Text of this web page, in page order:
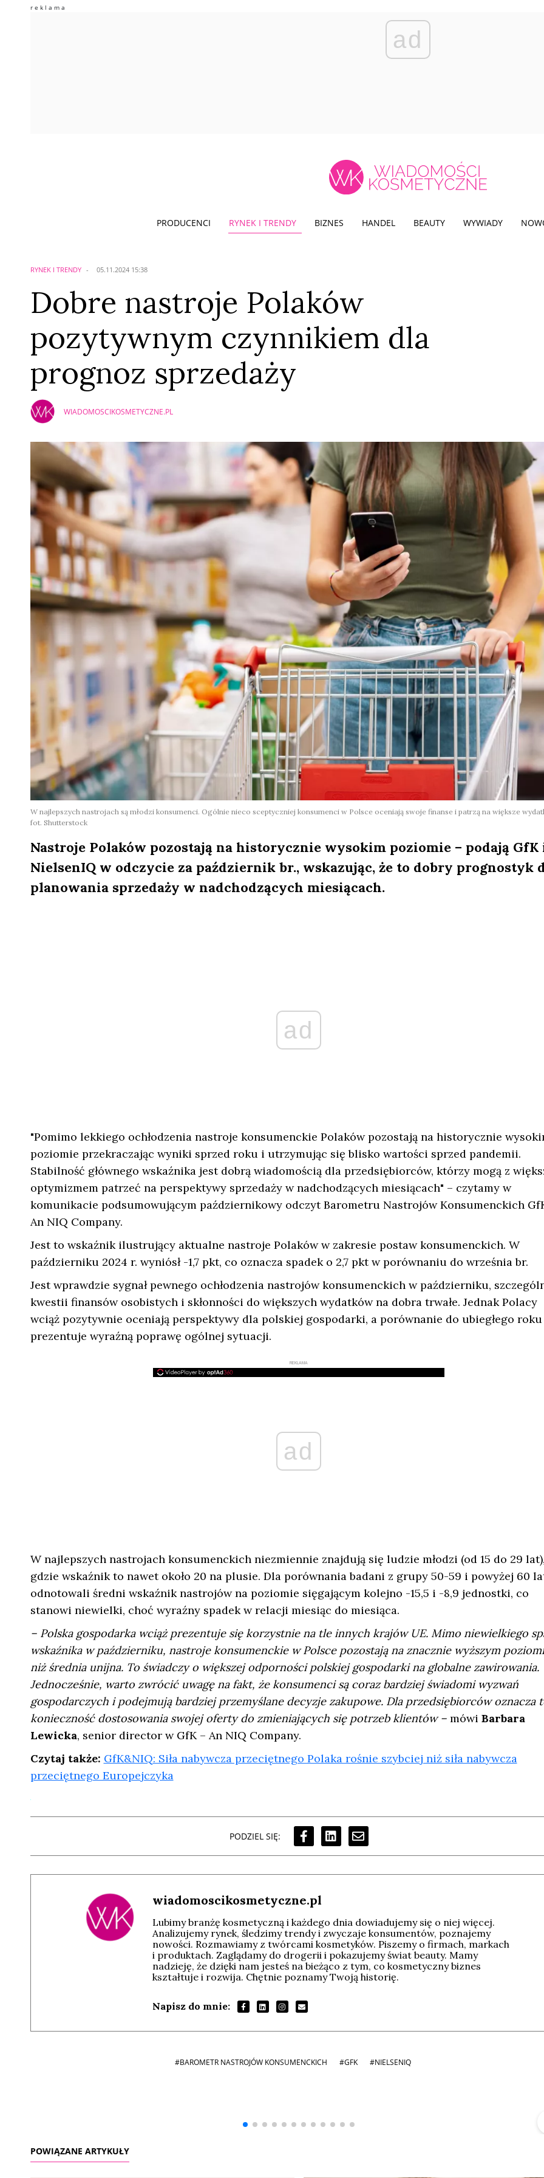
ad
PRODUCENCI RYNEK I TRENDY BIZNES HANDEL BEAUTY WYWIADY
RYNEK I TRENDY 05.11.2024 15:38
Dobre nastroje Polaków
pozytywnym czynnikiem dla
prognoz sprzedaży
WIADOMOSCIKOSMETYCZNE.PL
W najlepszych nastrojach są młodzi konsumenci. Ogólnie nieco sceptyczniej konsumenci w Polsce oceniają swoje finanse i patrzą na większe
fot. Shutterstock
Nastroje Polaków pozostają na historycznie wysokim poziomie – podają GfK
NielsenIQ w odczycie za październik br., wskazując, że to dobry prognostyk
planowania sprzedaży w nadchodzących miesiącach.
ad
"Pomimo lekkiego ochłodzenia nastroje konsumenckie Polaków pozostają na historycznie
poziomie przekraczając wyniki sprzed roku i utrzymując się blisko wartości sprzed pandemii.
Stabilność głównego wskaźnika jest dobrą wiadomością dla przedsiębiorców, którzy mogą z
optymizmem patrzeć na perspektywy sprzedaży w nadchodzących miesiącach" – czytamy w
komunikacie podsumowującym październikowy odczyt Barometru Nastrojów Konsumenckich
An NIQ Company.
Jest to wskaźnik ilustrujący aktualne nastroje Polaków w zakresie postaw konsumenckich. W
październiku 2024 r. wyniósł -1,7 pkt, co oznacza spadek o 2,7 pkt w porównaniu do września br.
Jest wprawdzie sygnał pewnego ochłodzenia nastrojów konsumenckich w październiku,
kwestii finansów osobistych i skłonności do większych wydatków na dobra trwałe. Jednak Polacy
wciąż pozytywnie oceniają perspektywy dla polskiej gospodarki, a porównanie do ubiegłego roku
prezentuje wyraźną poprawę ogólnej sytuacji.
REKLAMA
ad
W najlepszych nastrojach konsumenckich niezmiennie znajdują się ludzie młodzi (od 15 do 29
gdzie wskaźnik to nawet około 20 na plusie. Dla porównania badani z grupy 50-59 i powyżej 60
odnotowali średni wskaźnik nastrojów na poziomie sięgającym kolejno -15,5 i -8,9 jednostki, co
stanowi niewielki, choć wyraźny spadek w relacji miesiąc do miesiąca.
– Polska gospodarka wciąż prezentuje się korzystnie na tle innych krajów UE. Mimo niewielkiego
wskaźnika w październiku, nastroje konsumenckie w Polsce pozostają na znacznie wyższym
niż średnia unijna. To świadczy o większej odporności polskiej gospodarki na globalne zawirowania.
Jednocześnie, warto zwrócić uwagę na fakt, że konsumenci są coraz bardziej świadomi wyzwań
gospodarczych i podejmują bardziej przemyślane decyzje zakupowe. Dla przedsiębiorców oznacza
konieczność dostosowania swojej oferty do zmieniających się potrzeb klientów – mówi Barbara
Lewicka, senior director w GfK – An NIQ Company.
Czytaj także: GfK&NIQ: Siła nabywcza przeciętnego Polaka rośnie szybciej niż siła nabywcza
przeciętnego Europejczyka
PODZIEL SIĘ:
wiadomoscikosmetyczne.pl
Lubimy branżę kosmetyczną i każdego dnia dowiadujemy się o niej więcej.
Analizujemy rynek, śledzimy trendy i zwyczaje konsumentów, poznajemy
nowości. Rozmawiamy z twórcami kosmetyków. Piszemy o firmach, markach
i produktach. Zaglądamy do drogerii i pokazujemy świat beauty. Mamy
nadzieję, że dzięki nam jesteś na bieżąco z tym, co kosmetyczny biznes
kształtuje i rozwija. Chętnie poznamy Twoją historię.
Napisz do mnie:
#BAROMETR NASTROJÓW KONSUMENCKICH #GFK #NIELSENIQ
POWIĄZANE ARTYKUŁY